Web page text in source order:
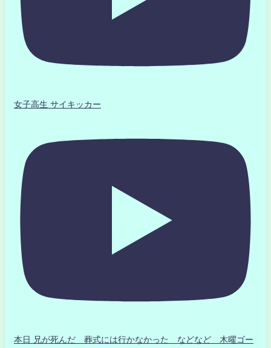
女子高生 サイキッカー
本日 兄が死んだ 葬式には行かなかった などなど 木曜ゴー